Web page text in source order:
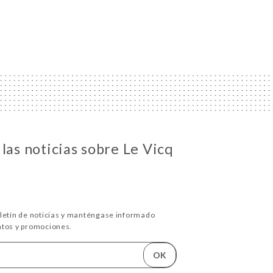
noticias sobre Le Vicq
de noticias y manténgase informado
y promociones.
OK